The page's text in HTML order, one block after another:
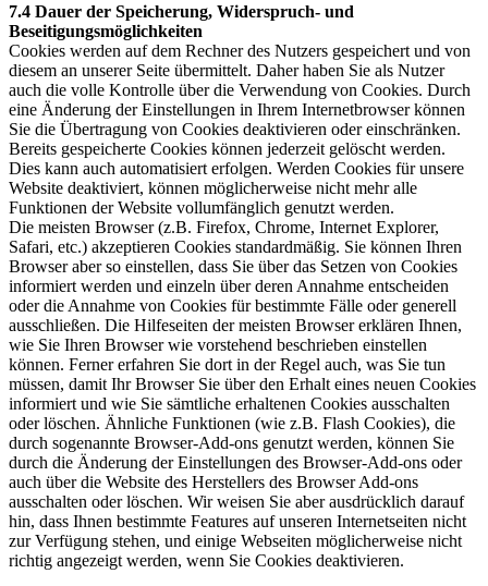
7.4 Dauer der Speicherung, Widerspruch- und
Beseitigungsmöglichkeiten
Cookies werden auf dem Rechner des Nutzers gespeichert und von
diesem an unserer Seite übermittelt. Daher haben Sie als Nutzer
auch die volle Kontrolle über die Verwendung von Cookies. Durch
eine Änderung der Einstellungen in Ihrem Internetbrowser können
Sie die Übertragung von Cookies deaktivieren oder einschränken.
Bereits gespeicherte Cookies können jederzeit gelöscht werden.
Dies kann auch automatisiert erfolgen. Werden Cookies für unsere
Website deaktiviert, können möglicherweise nicht mehr alle
Funktionen der Website vollumfänglich genutzt werden.
Die meisten Browser (z.B. Firefox, Chrome, Internet Explorer,
Safari, etc.) akzeptieren Cookies standardmäßig. Sie können Ihren
Browser aber so einstellen, dass Sie über das Setzen von Cookies
informiert werden und einzeln über deren Annahme entscheiden
oder die Annahme von Cookies für bestimmte Fälle oder generell
ausschließen. Die Hilfeseiten der meisten Browser erklären Ihnen,
wie Sie Ihren Browser wie vorstehend beschrieben einstellen
können. Ferner erfahren Sie dort in der Regel auch, was Sie tun
müssen, damit Ihr Browser Sie über den Erhalt eines neuen Cookies
informiert und wie Sie sämtliche erhaltenen Cookies ausschalten
oder löschen. Ähnliche Funktionen (wie z.B. Flash Cookies), die
durch sogenannte Browser-Add-ons genutzt werden, können Sie
durch die Änderung der Einstellungen des Browser-Add-ons oder
auch über die Website des Herstellers des Browser Add-ons
ausschalten oder löschen. Wir weisen Sie aber ausdrücklich darauf
hin, dass Ihnen bestimmte Features auf unseren Internetseiten nicht
zur Verfügung stehen, und einige Webseiten möglicherweise nicht
richtig angezeigt werden, wenn Sie Cookies deaktivieren.